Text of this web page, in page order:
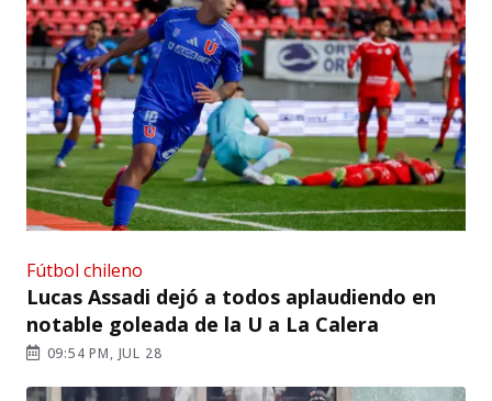
Fútbol chileno
Lucas Assadi dejó a todos aplaudiendo en
notable goleada de la U a La Calera
09:54 PM, JUL 28